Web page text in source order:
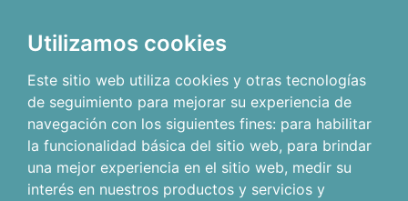
Utilizamos cookies
Este sitio web utiliza cookies y otras tecnologías
de seguimiento para mejorar su experiencia de
navegación con los siguientes fines: para habilitar
la funcionalidad básica del sitio web, para brindar
una mejor experiencia en el sitio web, medir su
interés en nuestros productos y servicios y